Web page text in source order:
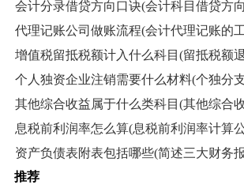
会计分录借贷方向口诀(会计科目借贷方
代理记账公司做账流程(会计代理记账的
增值税留抵税额计入什么科目(留抵税额
个人独资企业注销需要什么材料(个独分
其他综合收益属于什么类科目(其他综合
息税前利润率怎么算(息税前利润率计算
资产负债表附表包括哪些(简述三大财务
推荐